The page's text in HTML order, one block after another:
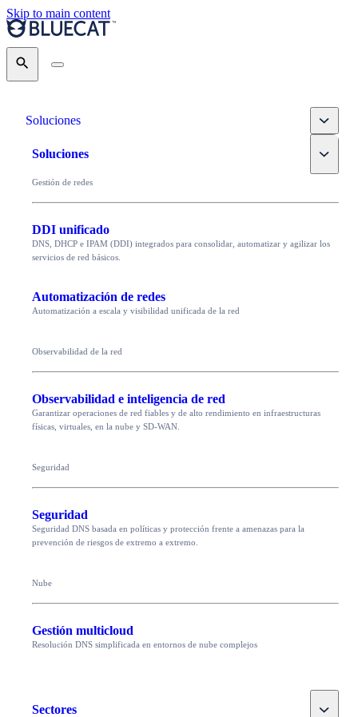
Skip to main content
Search
Soluciones Toggle
Soluciones Toggle
Gestión de redes
DDI unificado
DNS, DHCP e IPAM (DDI) integrados para consolidar, automatizar y agilizar los
servicios de red básicos.
Automatización de redes
Automatización a escala y visibilidad unificada de la red
Observabilidad de la red
Observabilidad e inteligencia de red
Garantizar operaciones de red fiables y de alto rendimiento en infraestructuras
físicas, virtuales, en la nube y SD-WAN.
Seguridad
Seguridad
Seguridad DNS basada en políticas y protección frente a amenazas para la
prevención de riesgos de extremo a extremo.
Nube
Gestión multicloud
Resolución DNS simplificada en entornos de nube complejos
Sectores Toggle